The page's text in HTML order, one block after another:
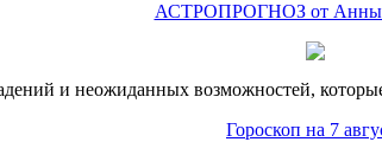
АСТРОПРОГНОЗ от Анны
и неожиданных возможностей,
Гороскоп на 7